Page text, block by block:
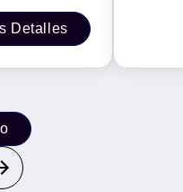
- 406375
Detalles